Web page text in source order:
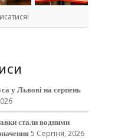
у Львові на серпень
стали водними
5 Серпня, 2026